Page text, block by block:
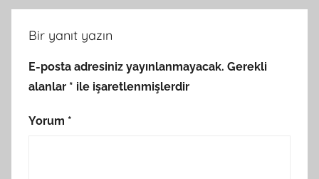
Bir yanıt yazın
E-posta adresiniz yayınlanmayacak. Gerekli
alanlar * ile işaretlenmişlerdir
Yorum *